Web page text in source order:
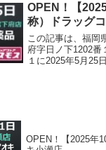
OPEN！【
称）ドラッグ
この記事は、福岡
府字日ノ下1202番
１に2025年5月25
OPEN！【2025年